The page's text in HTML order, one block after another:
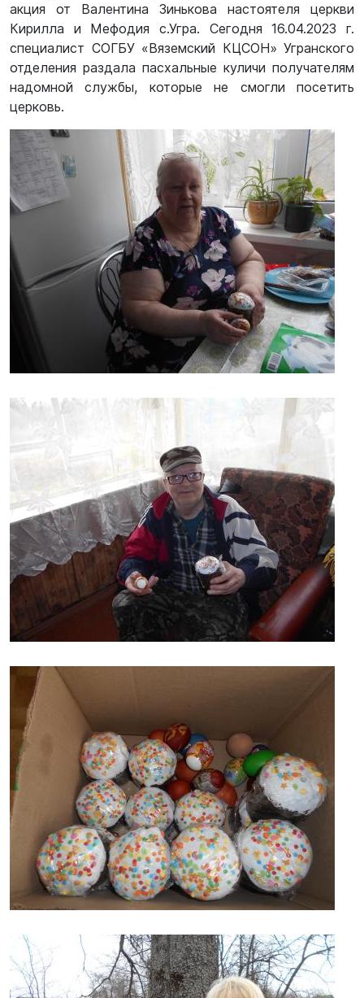
акция от Валентина Зинькова настоятеля церкви
Кирилла и Мефодия с.Угра. Сегодня 16.04.2023 г.
специалист СОГБУ «Вяземский КЦСОН» Угранского
отделения раздала пасхальные куличи получателям
надомной службы, которые не смогли посетить
церковь.